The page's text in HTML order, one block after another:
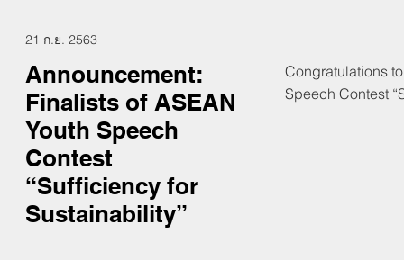
21 ก.ย. 2563
Announcement:
Finalists of ASEAN
Youth Speech
Contest
“Sufficiency for
Sustainability”
Congratulations
Speech Contest